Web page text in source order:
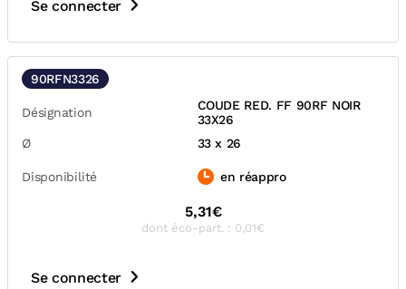
Se connecter
90RFN3326
Désignation
COUDE RED. FF 90RF NOIR
33X26
Ø
33 x 26
Disponibilité en réappro
5,31€
dont éco-part. : 0,01€
Se connecter